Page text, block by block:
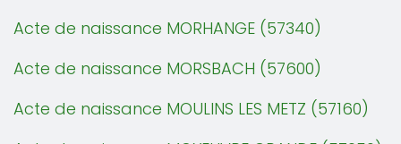
Acte de naissance MORHANGE (57340)
Acte de naissance MORSBACH (57600)
Acte de naissance MOULINS LES METZ (57160)